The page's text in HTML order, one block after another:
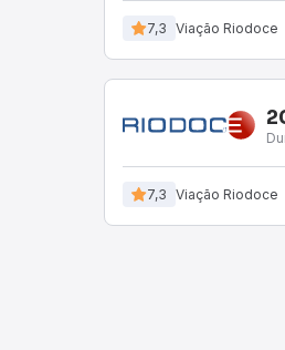
7,3 Viação Riodoce
7,3 Viação Riodoce